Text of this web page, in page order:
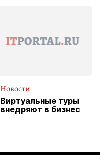
Новости
Виртуальные туры
внедряют в бизнес